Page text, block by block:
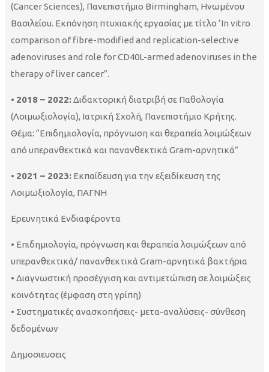
(Cancer Sciences), Πανεπιστήμιο Birmingham, Ηνωμένου
Βασιλείου. Εκπόνηση πτυχιακής εργασίας με τίτλο ‘In vitro
comparison of fibre-modified and replication-selective
adenoviruses and role for CD40L-armed adenoviruses in the
therapy of liver cancer”.
• 2018 – 2022:Διδακτορική διατριβή σε Παθολογία
(Λοιμωξιολογία), Ιατρική Σχολή, Πανεπιστήμιο Κρήτης.
Θέμα: “Επιδημιολογία, πρόγνωση και θεραπεία λοιμώξεων
από υπερανθεκτικά και πανανθεκτικά Gram-αρνητικά”
• 2021 – 2023: Εκπαίδευση για την εξειδίκευση της
Λοιμωξιολογία, ΠΑΓΝΗ
Ερευνητικά Ενδιαφέροντα
• Επιδημιολογία, πρόγνωση και θεραπεία λοιμώξεων από
υπερανθεκτικά/ πανανθεκτικά Gram-αρνητικά βακτήρια
• Διαγνωστική προσέγγιση και αντιμετώπιση σε λοιμώξεις
κοινότητας (έμφαση στη γρίπη)
• Συστηματικές ανασκοπήσεις- μετα-αναλύσεις- σύνθεση
δεδομένων
Δημοσιευσεις